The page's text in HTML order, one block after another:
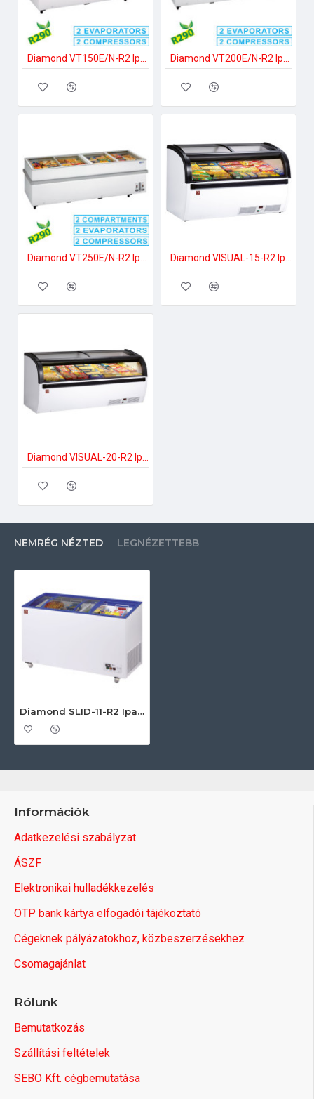
NEMRÉG NÉZTED LEGNÉZETTEBB
Diamond SLID-11-R2 Ipari fagyasztóláda
Információk
Adatkezelési szabályzat
ÁSZF
Elektronikai hulladékkezelés
OTP bank kártya elfogadói tájékoztató
Cégeknek pályázatokhoz, közbeszerzésekhez
Csomagajánlat
Rólunk
Bemutatkozás
Szállítási feltételek
SEBO Kft. cégbemutatása